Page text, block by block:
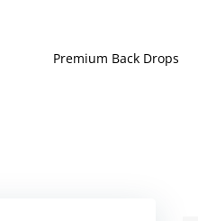
Premium Back Drops